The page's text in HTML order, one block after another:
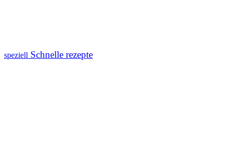
speziell Schnelle rezepte